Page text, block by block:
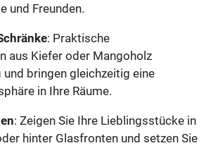
und Freunden.
: Praktische
aus Kiefer oder Mangoholz
bringen gleichzeitig eine
in Ihre Räume.
: Zeigen Sie Ihre Lieblingsstücke in
hinter Glasfronten und setzen Sie